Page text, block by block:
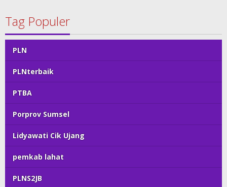
Tag Populer
PLN
PLNterbaik
PTBA
Porprov Sumsel
Lidyawati Cik Ujang
pemkab lahat
PLNS2JB